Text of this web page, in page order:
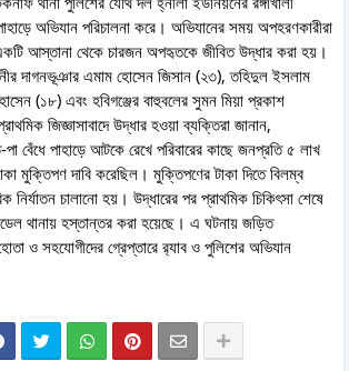
অভিযান পরিচালনা করে। অভিযানের সময় অপহরণকারীরা
আস্তানা থেকে চারজন অপহৃতকে জীবিত উদ্ধার করা হয়।
দাগনভূঞার এমাম হোসেন জিসান (২৩), তহিদুল ইসলাম
(১৮) এবং হবিগঞ্জের বাহুবলের সুমন মিয়া প্রকাশ
জিজ্ঞাসাবাদে উদ্ধার হওয়া ব্যক্তিরা জানান,
বেঁধে পাহাড়ে আটকে রেখে পরিবারের কাছে জনপ্রতি ৫ লাখ
মুক্তিপণ দাবি করেছিল। মুক্তিপণের টাকা দিতে বিলম্ব
নির্যাতন চালানো হয়। উদ্ধারের পর প্রাথমিক চিকিৎসা শেষে
থানায় হস্তান্তর করা হয়েছে। এ ঘটনায় জড়িত
ও সহযোগীদের গ্রেপ্তারে র‍্যাব ও পুলিশের অভিযান